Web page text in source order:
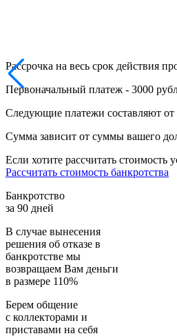
Рассрочка на весь срок действия
Первоначальный платеж - 3000
Следующие платежи составляют от
Сумма зависит от суммы вашего
Если хотите рассчитать стоимость
Рассчитать стоимость банкротства
Банкротство
за 90 дней
В случае вынесения
решения об отказе в
банкротстве мы
возвращаем Вам деньги
в размере 110%
Берем общение
с коллекторами и
приставами на себя